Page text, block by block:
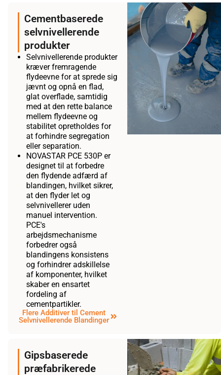
Cementbaserede
selvnivellerende
produkter
Selvnivellerende produkter
kræver fremragende
flydeevne for at sprede sig
jævnt og opnå en flad,
glat overflade, samtidig
med at den rette balance
mellem flydeevne og
stabilitet opretholdes for
at forhindre segregation
eller separation.
NOVASTAR PCE 530P er
designet til at forbedre
den flydende adfærd af
blandingen, hvilket sikrer,
at den flyder let og
selvnivellerer uden
manuel intervention.
PCE's
arbejdsmechanisme
forbedrer også
blandingens konsistens
og forhindrer adskillelse
af komponenter, hvilket
skaber en ensartet
fordeling af
cementpartikler.
Flere Additiver til Cement
Selvnivellerende Blandinger
Gipsbaserede
præfabrikerede